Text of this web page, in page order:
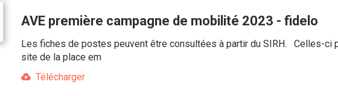
AVE première campagne de mobilité 2023 - fidelo
Les fiches de postes peuvent être consultées à partir du SIRH. Celles-ci
site de la place em
Télécharger